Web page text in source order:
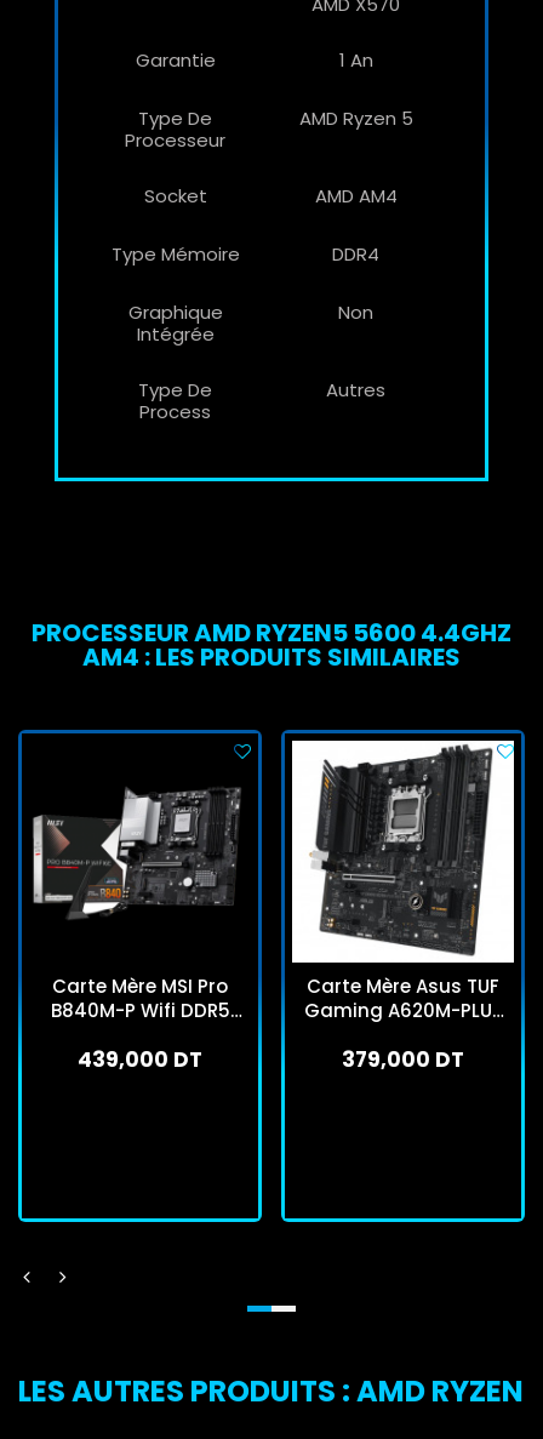
Garantie 1 An
Type De
Processeur
AMD Ryzen 5
Socket AMD AM4
Type Mémoire DDR4
Graphique
Intégrée
Non
Type De
Process
Autres
PROCESSEUR AMD RYZEN5 5600 4.4GHZ
AM4 : LES PRODUITS SIMILAIRES
Carte Mère MSI Pro
B840M-P Wifi DDR5
439,000 DT
Carte Mère Asus TUF
Gaming A620M-PLUS
379,000 DT
LES AUTRES PRODUITS : AMD RYZEN